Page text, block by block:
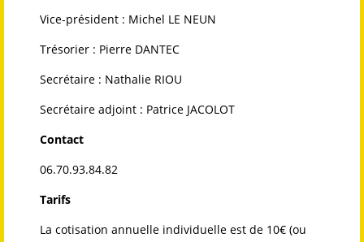
Vice-président : Michel LE NEUN
Trésorier : Pierre DANTEC
Secrétaire : Nathalie RIOU
Secrétaire adjoint : Patrice JACOLOT
Contact
06.70.93.84.82
Tarifs
La cotisation annuelle individuelle est de 10€ (ou